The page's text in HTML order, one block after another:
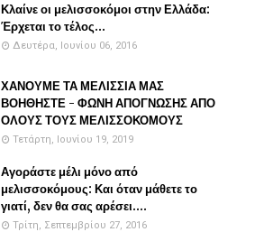
Κλαίνε οι μελισσοκόμοι στην Ελλάδα:
Έρχεται το τέλος...
Δευτέρα, Ιουνίου 06, 2016
ΧΑΝΟΥΜΕ ΤΑ ΜΕΛΙΣΣΙΑ ΜΑΣ
ΒΟΗΘΗΣΤΕ - ΦΩΝΗ ΑΠΟΓΝΩΣΗΣ ΑΠΟ
ΟΛΟΥΣ ΤΟΥΣ ΜΕΛΙΣΣΟΚΟΜΟΥΣ
Τετάρτη, Ιουνίου 19, 2019
Αγοράστε μέλι μόνο από
μελισσοκόμους: Και όταν μάθετε το
γιατί, δεν θα σας αρέσει....
Τρίτη, Σεπτεμβρίου 27, 2016